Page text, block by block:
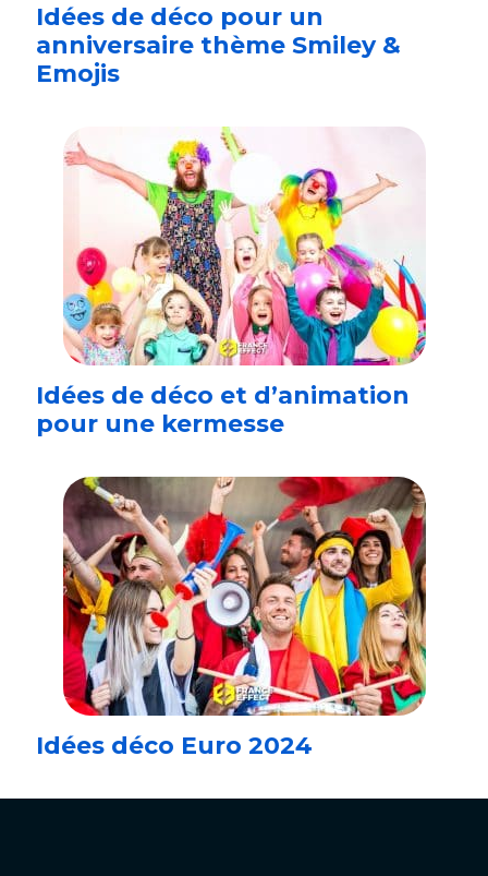
Idées de déco pour un
anniversaire thème Smiley &
Emojis
Idées de déco et d’animation
pour une kermesse
Idées déco Euro 2024